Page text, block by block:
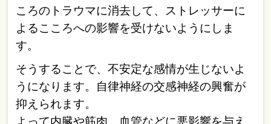
ころのトラウマに消去して、ストレッサーに
よるこころへの影響を受けないようにしま
す。
そうすることで、不安定な感情が生じないよ
うになります。自律神経の交感神経の興奮が
抑えられます。
よって内臓や筋肉、血管などに悪影響を与え